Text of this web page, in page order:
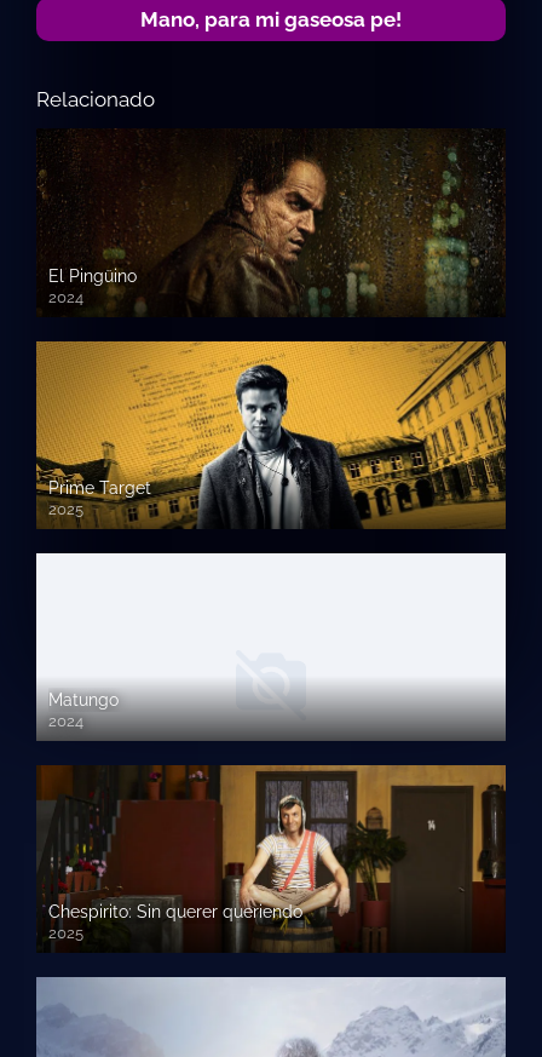
Mano, para mi gaseosa pe!
Relacionado
El Pingüino
2024
Prime Target
2025
Matungo
2024
Chespirito: Sin querer queriendo
2025